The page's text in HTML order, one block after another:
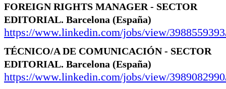
FOREIGN RIGHTS MANAGER - SECTOR
EDITORIAL. Barcelona (España)
https://www.linkedin.com/jobs/view/
TÉCNICO/A DE COMUNICACIÓN - SECTOR
EDITORIAL. Barcelona (España)
https://www.linkedin.com/jobs/view/